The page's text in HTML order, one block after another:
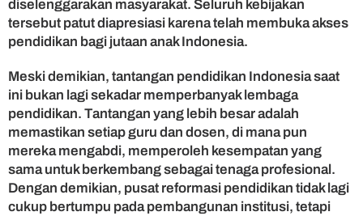
diselenggarakan masyarakat. Seluruh kebijakan
tersebut patut diapresiasi karena telah membuka akses
pendidikan bagi jutaan anak Indonesia.
Meski demikian, tantangan pendidikan Indonesia saat
ini bukan lagi sekadar memperbanyak lembaga
pendidikan. Tantangan yang lebih besar adalah
memastikan setiap guru dan dosen, di mana pun
mereka mengabdi, memperoleh kesempatan yang
sama untuk berkembang sebagai tenaga profesional.
Dengan demikian, pusat reformasi pendidikan tidak lagi
cukup bertumpu pada pembangunan institusi, tetapi